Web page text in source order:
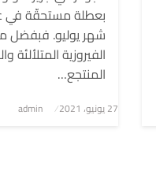
شهر يوليو. فبفضل
الفيروزية
المنتجع…
نُشر
27 يونيو، 2021 admin